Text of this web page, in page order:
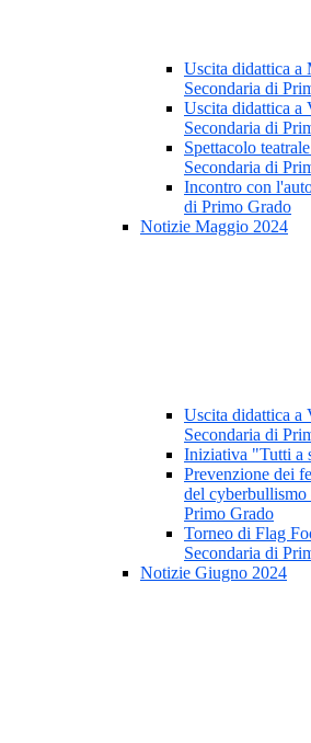
Uscita didattica a
Secondaria di
Uscita didattica a
Secondaria di
Spettacolo
Secondaria di
Incontro con
di Primo Grado
Notizie Maggio 2024
Uscita didattica a
Secondaria di
Iniziativa "Tutti a
Prevenzione dei
del cyberbullismo
Primo Grado
Torneo di Flag
Secondaria di
Notizie Giugno 2024